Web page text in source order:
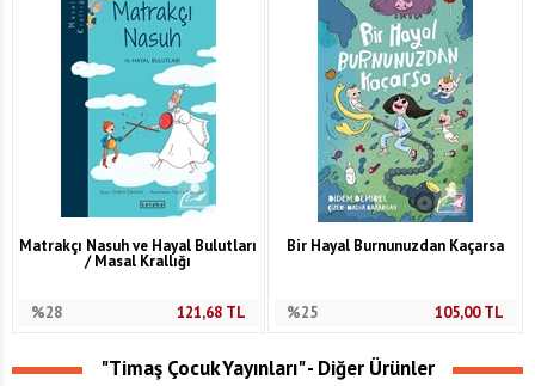
Matrakçı Nasuh ve Hayal Bulutları
/ Masal Krallığı
%28 121,68TL
Bir Hayal Burnunuzdan Kaçarsa
%25 105,00TL
"Timaş Çocuk Yayınları" - Diğer Ürünler